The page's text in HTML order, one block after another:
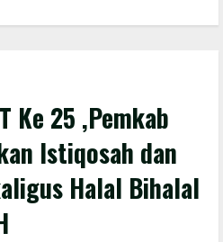
Ke 25 ,Pemkab
Istiqosah dan
Halal Bihalal